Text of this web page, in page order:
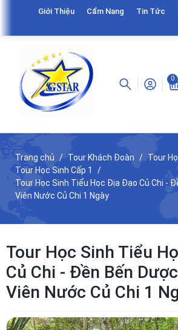
Giới Thiệu Cẩm Nang Tin Tức
0
Trang chủ Tour Khách Đoàn
Tour
Tour Học Sinh Cấp 1
Tour Học Sinh Tiểu Học Địa Đạo Củ Chi -
Viên Nước Củ Chi 1 Ngày
Tour Học Sinh Tiểu
Củ Chi - Đền Bến
Viên Nước Củ Chi 1